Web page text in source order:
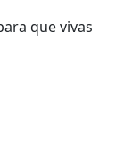
que vivas